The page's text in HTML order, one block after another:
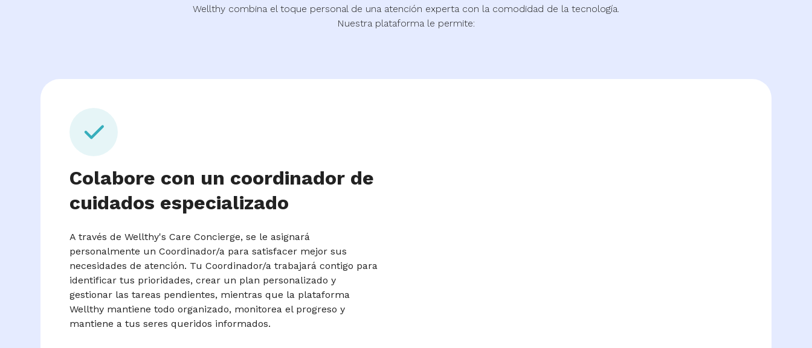
Wellthy combina el toque personal de una atención experta con la comodidad de la tecnología.
Nuestra plataforma le permite:
Colabore con un coordinador de
cuidados especializado
A través de Wellthy's Care Concierge, se le asignará
personalmente un Coordinador/a para satisfacer mejor sus
necesidades de atención. Tu Coordinador/a trabajará contigo para
identificar tus prioridades, crear un plan personalizado y
gestionar las tareas pendientes, mientras que la plataforma
Wellthy mantiene todo organizado, monitorea el progreso y
mantiene a tus seres queridos informados.